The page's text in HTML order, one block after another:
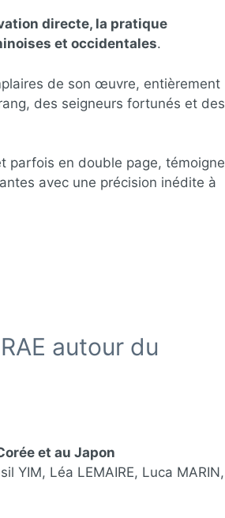
directe, la pratique
et occidentales.
de son œuvre, entièrement
des seigneurs fortunés et des
parfois en double page, témoigne
avec une précision inédite à
autour du
et au Japon
YIM, Léa LEMAIRE, Luca MARIN,